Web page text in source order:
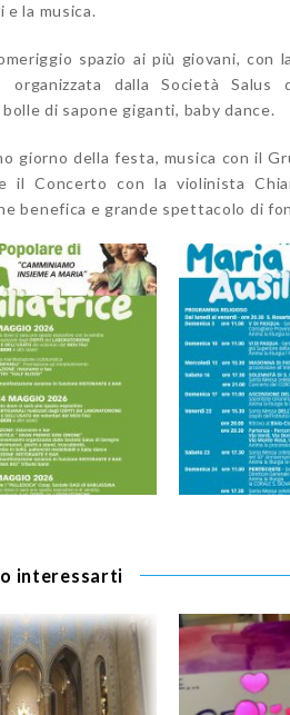
e la musica.
spazio ai più giovani, con
organizzata dalla Società
di sapone giganti, baby dance.
giorno della festa, musica con il
il Concerto con la violinista
benefica e grande spettacolo di
interessarti